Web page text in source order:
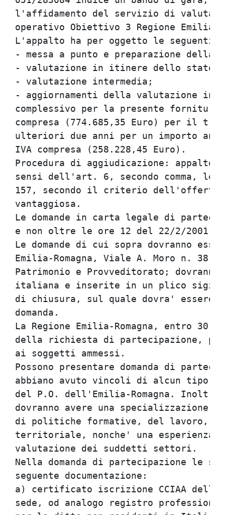
l'affidamento del servizio di
operativo Obiettivo 3
L'appalto ha per oggetto
- messa a punto e
- valutazione in itinere dello
-
- aggiornamenti della
complessivo per la presente
compresa (774.685,35 Euro)
ulteriori due anni per un
IVA compresa
Procedura di aggiudicazione:
sensi dell'art. 6, secondo
157, secondo il criterio
Le domande in carta legale di
e non oltre le
Le domande di cui sopra
Emilia-Romagna, Viale A.
Patrimonio e Provveditorato;
italiana e inserite in un plico
di chiusura, sul quale dovra'
La Regione Emilia-Romagna,
della richiesta di
ai
Possono presentare domanda
abbiano avuto vincoli di alcun
del P.O. dell'Emilia-
dovranno avere una
di politiche formative, del
territoriale, nonche' una
valutazione
Nella domanda di
seguente
a) certificato iscrizione CCIAA
sede, od analogo registro